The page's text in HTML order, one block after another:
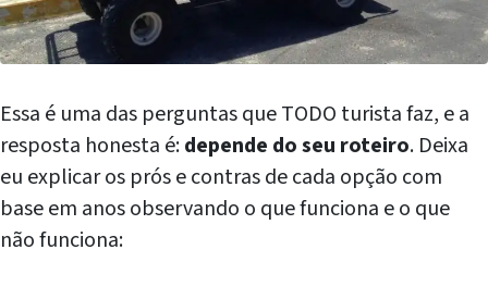
Essa é uma das perguntas que TODO turista faz, e a
resposta honesta é:depende do seu roteiro. Deixa
eu explicar os prós e contras de cada opção com
base em anos observando o que funciona e o que
não funciona: